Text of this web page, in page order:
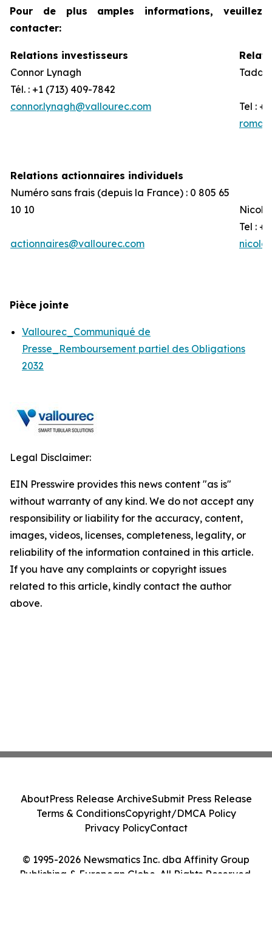
Pour de plus amples informations, veuillez
contacter:
Relations investisseurs
Connor Lynagh
Tél. : +1 (713) 409-7842
connor.lynagh@vallourec.com
Tel :
Relations actionnaires individuels
Numéro sans frais (depuis la France) : 0 805 65
10 10
actionnaires@vallourec.com
Tel :
Pièce jointe
Vallourec_Communiqué de
Presse_Remboursement partiel des Obligations
2032
Legal Disclaimer:
EIN Presswire provides this news content "as is"
without warranty of any kind. We do not accept any
responsibility or liability for the accuracy, content,
images, videos, licenses, completeness, legality, or
reliability of the information contained in this article.
If you have any complaints or copyright issues
related to this article, kindly contact the author
above.
© 1995-2026 Newsmatics Inc. dba Affinity Group
Publishing & European Globe. All Rights Reserved.
AboutPress Release ArchiveSubmit Press Release
Terms & ConditionsCopyright/DMCA Policy
Privacy PolicyContact